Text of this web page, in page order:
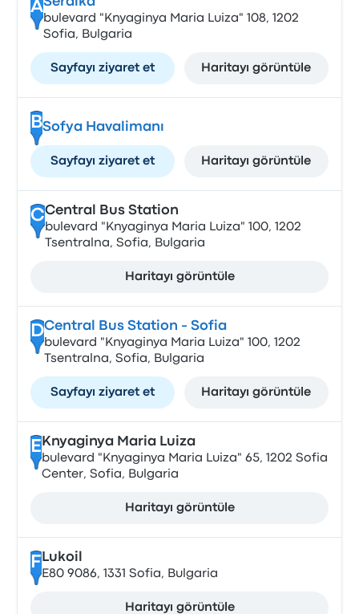
A
bulevard "Knyaginya Maria Luiza" 108, 1202
Sofia, Bulgaria
Sayfayı ziyaret et Haritayı görüntüle
BSofya Havalimanı
Sayfayı ziyaret et Haritayı görüntüle
CCentral Bus Station
bulevard "Knyaginya Maria Luiza" 100, 1202
Tsentralna, Sofia, Bulgaria
Haritayı görüntüle
DCentral Bus Station - Sofia
bulevard "Knyaginya Maria Luiza" 100, 1202
Tsentralna, Sofia, Bulgaria
Sayfayı ziyaret et Haritayı görüntüle
E Knyaginya Maria Luiza
bulevard "Knyaginya Maria Luiza" 65, 1202 Sofia
Center, Sofia, Bulgaria
Haritayı görüntüle
F Lukoil
E80 9086, 1331 Sofia, Bulgaria
Haritayı görüntüle